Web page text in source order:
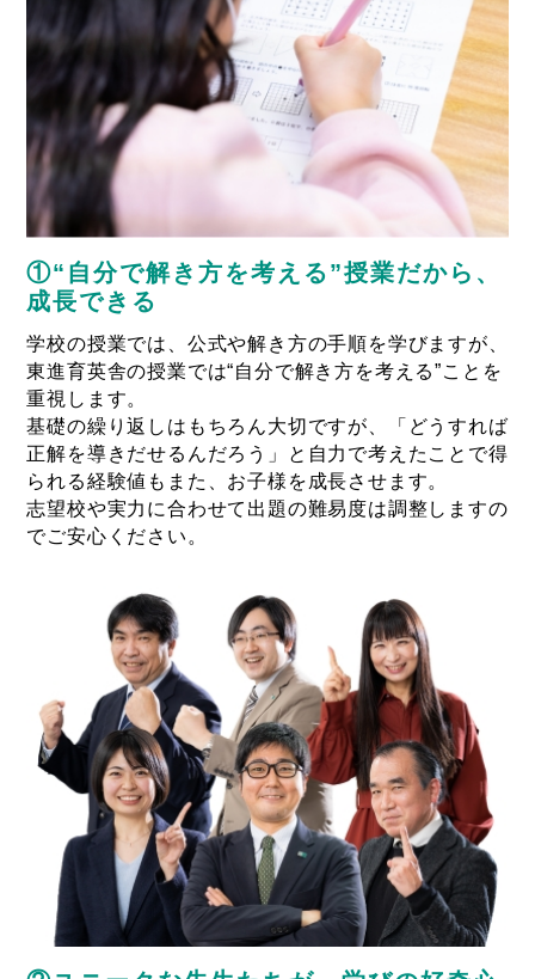
①“自分で解き方を考える”授業だから、
成長できる
学校の授業では、公式や解き方の手順を学びますが、
東進育英舎の授業では“自分で解き方を考える”ことを
重視します。
基礎の繰り返しはもちろん大切ですが、「どうすれば
正解を導きだせるんだろう」と自力で考えたことで得
られる経験値もまた、お子様を成長させます。
志望校や実力に合わせて出題の難易度は調整しますの
でご安心ください。